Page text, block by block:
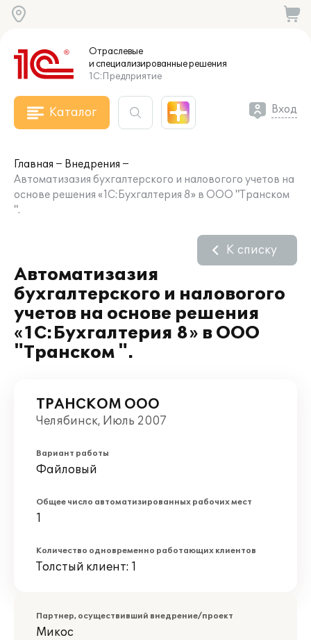
Отраслевые
и специализированныерешения
1С:Предприятие
Каталог Вход
Главная
Внедрения
Автоматизазия бухгалтерского и наловогого учетов на
основе решения «1C:Бухгалтерия 8» в ООО "Транском
".
Автоматизазия
бухгалтерского и наловогого
учетов на основе решения
«1C:Бухгалтерия 8» в ООО
"Транском ".
К списку
ТРАНСКОМ ООО
Челябинск, Июль 2007
Вариант работы
Файловый
Общее число автоматизированных рабочих мест
1
Количество одновременно работающих клиентов
Толстый клиент: 1
Партнер, осуществивший внедрение/проект
Микос